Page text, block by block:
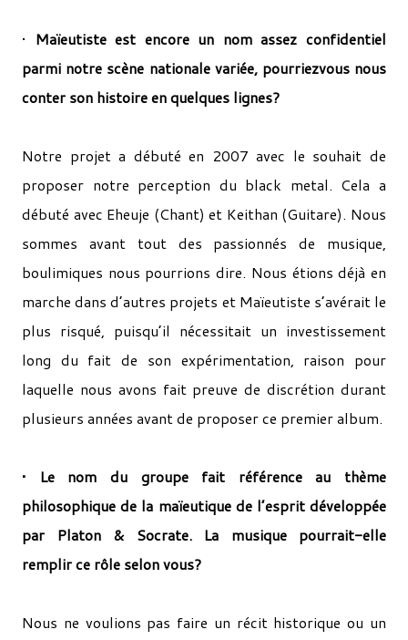
• Maïeutiste est encore un nom assez confidentiel
parmi notre scène nationale variée, pourriez­vous nous
conter son histoire en quelques lignes?
Notre projet a débuté en 2007 avec le souhait de
proposer notre perception du black metal. Cela a
débuté avec Eheuje (Chant) et Keithan (Guitare). Nous
sommes avant tout des passionnés de musique,
boulimiques nous pourrions dire. Nous étions déjà en
marche dans d’autres projets et Maïeutiste s’avérait le
plus risqué, puisqu’il nécessitait un investissement
long du fait de son expérimentation, raison pour
laquelle nous avons fait preuve de discrétion durant
plusieurs années avant de proposer ce premier album.
• Le nom du groupe fait référence au thème
philosophique de la maïeutique de l’esprit développée
par Platon & Socrate. La musique pourrait-­elle
remplir ce rôle selon vous?
Nous ne voulions pas faire un récit historique ou un